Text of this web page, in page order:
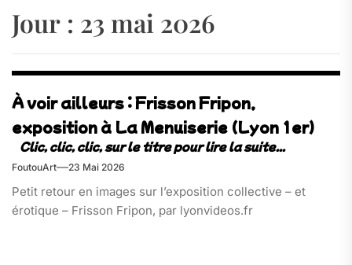
Jour : 23 mai 2026
À voir ailleurs : Frisson Fripon,
exposition à La Menuiserie (Lyon 1er)
FoutouArt 23 Mai 2026
Petit retour en images sur l’exposition collective – et
érotique – Frisson Fripon, par lyonvideos.fr